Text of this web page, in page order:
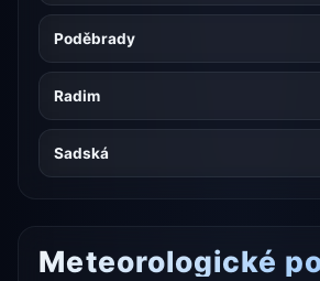
Poděbrady
Radim
Sadská
Meteorologické